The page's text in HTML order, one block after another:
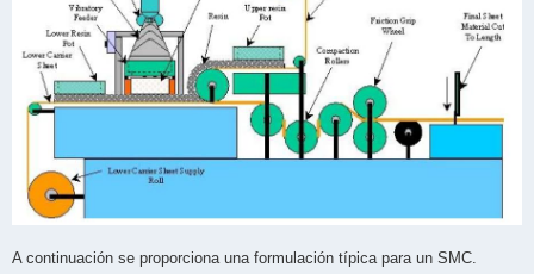
A continuación se proporciona una formulación típica para un SMC.